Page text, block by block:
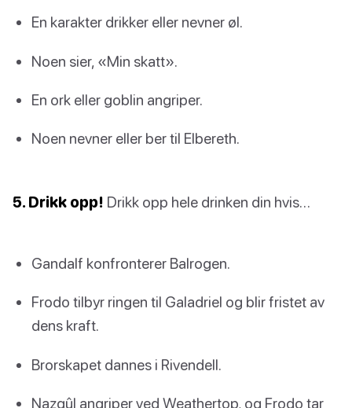
En karakter drikker eller nevner øl.
Noen sier, «Min skatt».
En ork eller goblin angriper.
Noen nevner eller ber til Elbereth.
5. Drikk opp! Drikk opp hele drinken din hvis…
Gandalf konfronterer Balrogen.
Frodo tilbyr ringen til Galadriel og blir fristet av
dens kraft.
Brorskapet dannes i Rivendell.
Nazgûl angriper ved Weathertop, og Frodo tar